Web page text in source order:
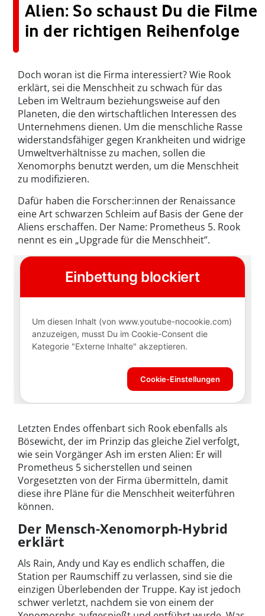
Alien: So schaust Du die Filme
in der richtigen Reihenfolge
Doch woran ist die Firma interessiert? Wie Rook
erklärt, sei die Menschheit zu schwach für das
Leben im Weltraum beziehungsweise auf den
Planeten, die den wirtschaftlichen Interessen des
Unternehmens dienen. Um die menschliche Rasse
widerstandsfähiger gegen Krankheiten und widrige
Umweltverhältnisse zu machen, sollen die
Xenomorphs benutzt werden, um die Menschheit
zu modifizieren.
Dafür haben die Forscher:innen der Renaissance
eine Art schwarzen Schleim auf Basis der Gene der
Aliens erschaffen. Der Name: Prometheus 5. Rook
nennt es ein „Upgrade für die Menschheit”.
Letzten Endes offenbart sich Rook ebenfalls als
Bösewicht, der im Prinzip das gleiche Ziel verfolgt,
wie sein Vorgänger Ash im ersten Alien: Er will
Prometheus 5 sicherstellen und seinen
Vorgesetzten von der Firma übermitteln, damit
diese ihre Pläne für die Menschheit weiterführen
können.
Der Mensch-Xenomorph-Hybrid
erklärt
Als Rain, Andy und Kay es endlich schaffen, die
Station per Raumschiff zu verlassen, sind sie die
einzigen Überlebenden der Truppe. Kay ist jedoch
schwer verletzt, nachdem sie von einem der